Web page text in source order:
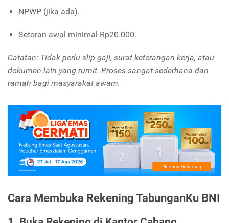
NPWP (jika ada).
Setoran awal minimal Rp20.000.
Catatan: Tidak perlu slip gaji, surat keterangan kerja, atau
dokumen lain yang rumit. Proses sangat sederhana dan
ramah bagi masyarakat awam.
Cara Membuka Rekening TabunganKu BNI